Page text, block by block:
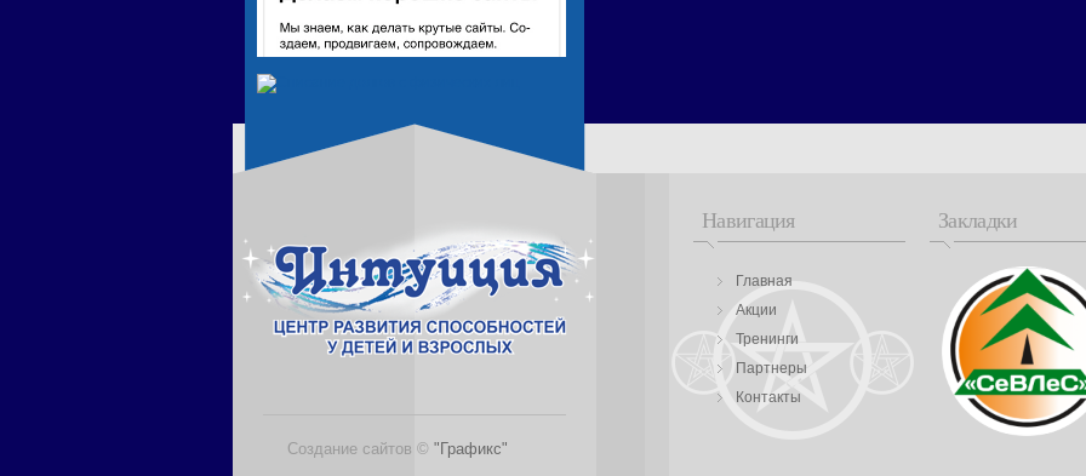
Создание сайтов © "Графикс"
Навигация
Главная
Акции
Тренинги
Партнеры
Контакты
Закладки